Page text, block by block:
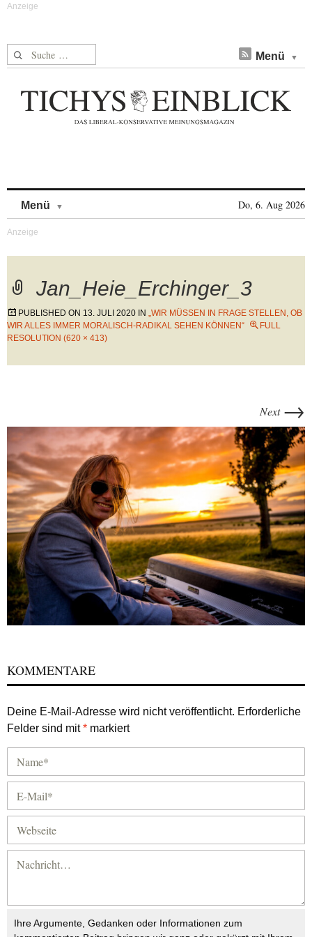
Suche nach: Menü
Menü Do, 6. Aug 2026
Jan_Heie_Erchinger_3
PUBLISHED ON 13. JULI 2020 IN „WIR MÜSSEN IN FRAGE STELLEN, OB
WIR ALLES IMMER MORALISCH-RADIKAL SEHEN KÖNNEN“
FULL
RESOLUTION (620 × 413)
Next →
KOMMENTARE
Deine E-Mail-Adresse wird nicht veröffentlicht. Erforderliche
Felder sind mit* markiert
Ihre Argumente, Gedanken oder Informationen zum